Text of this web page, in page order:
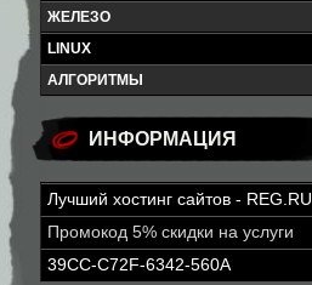
ЖЕЛЕЗО
LINUX
АЛГОРИТМЫ
ИНФОРМАЦИЯ
Лучший хостинг сайтов - REG.RU
Промокод 5% скидки на услуги
39CC-C72F-6342-560A